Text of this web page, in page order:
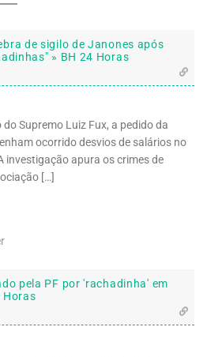
de sigilo de Janones após
» BH 24 Horas
Supremo Luiz Fux, a pedido da
ocorrido desvios de salários no
investigação apura os crimes de
[…]
pela PF por 'rachadinha' em
Horas